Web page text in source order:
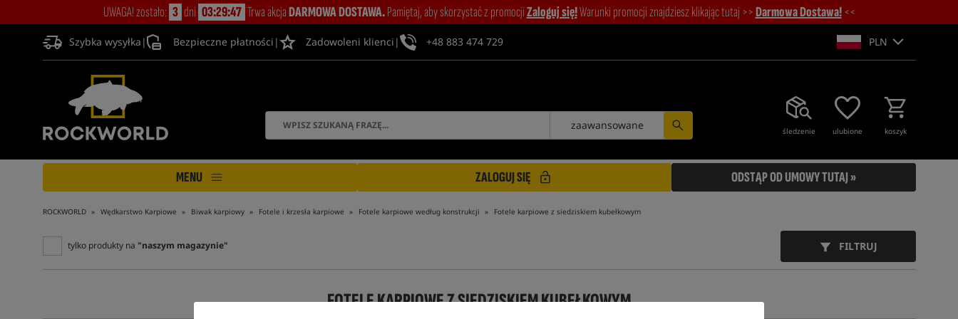
UWAGA! zostało: 3 dni 03:29:46 Trwa akcjaDARMOWA DOSTAWA.Pamiętaj, aby skorzystać z promocjiZaloguj się!Warunki promocji znajdziesz klikając tutaj >>Darmowa Dostawa! <<
Szybka wysyłka | Bezpieczne płatności | Zadowoleni klienci | +48 883 474 729 PLN
śledzenie ulubione koszyk
zaawansowane
MENU ZALOGUJ SIĘ ODSTĄP OD UMOWY TUTAJ »
ROCKWORLD Wędkarstwo Karpiowe Biwak karpiowy Fotele i krzesła karpiowe Fotele karpiowe według konstrukcji Fotele karpiowe z siedziskiem kubełkowym
tylko produkty na "naszym magazynie" FILTRUJ
FOTELE KARPIOWE Z SIEDZISKIEM KUBEŁKOWYM